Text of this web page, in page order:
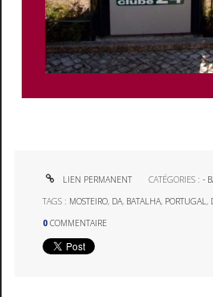
LIEN PERMANENT CATÉGORIES :-
TAGS : MOSTEIRO, DA, BATALHA, PORTUGAL,
0 COMMENTAIRE